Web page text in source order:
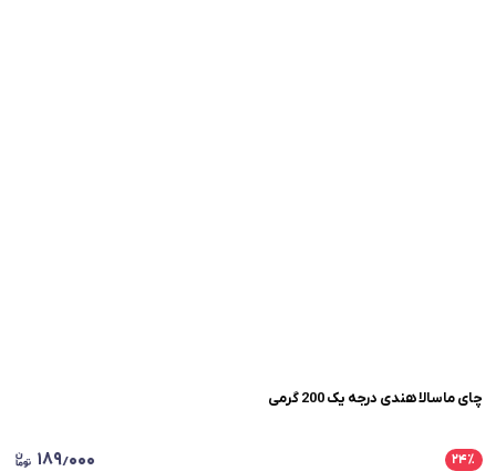
چای ماسالا هندی درجه یک 200 گرمی
۲۴٪ ۱۸۹٫۰۰۰